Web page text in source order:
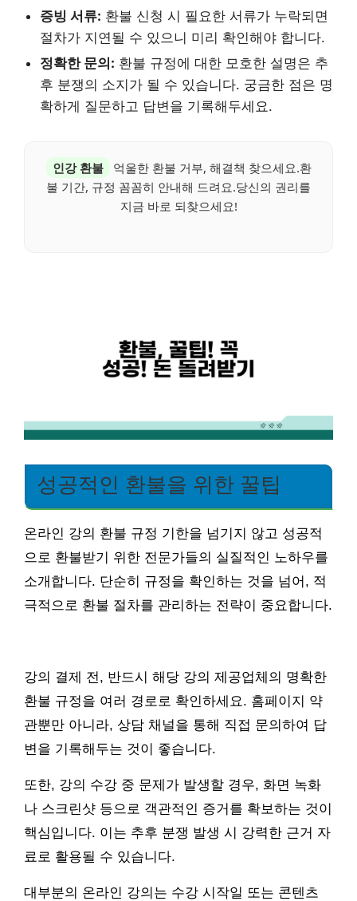
증빙 서류: 환불 신청 시 필요한 서류가 누락되면
절차가 지연될 수 있으니 미리 확인해야 합니다.
정확한 문의: 환불 규정에 대한 모호한 설명은 추
후 분쟁의 소지가 될 수 있습니다. 궁금한 점은 명
확하게 질문하고 답변을 기록해두세요.
인강 환불
억울한 환불 거부, 해결책 찾으세요.환
불 기간, 규정 꼼꼼히 안내해 드려요.당신의 권리를
지금 바로 되찾으세요!
성공적인 환불을 위한 꿀팁
온라인 강의 환불 규정 기한을 넘기지 않고 성공적
으로 환불받기 위한 전문가들의 실질적인 노하우를
소개합니다. 단순히 규정을 확인하는 것을 넘어, 적
극적으로 환불 절차를 관리하는 전략이 중요합니다.
강의 결제 전, 반드시 해당 강의 제공업체의 명확한
환불 규정을 여러 경로로 확인하세요. 홈페이지 약
관뿐만 아니라, 상담 채널을 통해 직접 문의하여 답
변을 기록해두는 것이 좋습니다.
또한, 강의 수강 중 문제가 발생할 경우, 화면 녹화
나 스크린샷 등으로 객관적인 증거를 확보하는 것이
핵심입니다. 이는 추후 분쟁 발생 시 강력한 근거 자
료로 활용될 수 있습니다.
대부분의 온라인 강의는 수강 시작일 또는 콘텐츠